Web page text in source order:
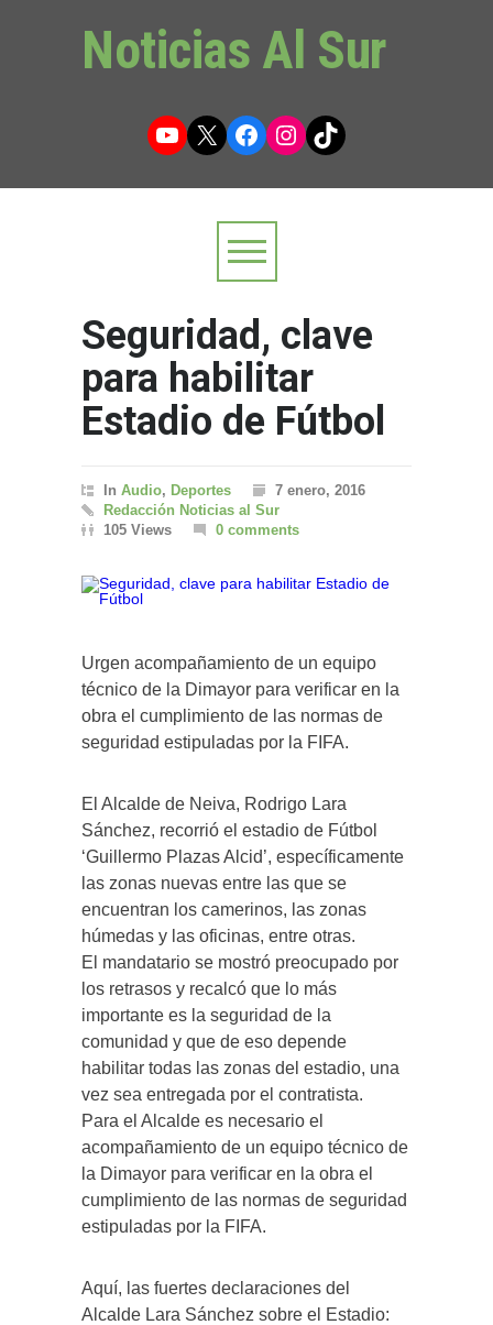
Noticias Al Sur
YouTube
X Facebook
Instagram
TikTok
Seguridad, clave
para habilitar
Estadio de Fútbol
In Audio, Deportes
7 enero, 2016
Redacción Noticias al Sur
105 Views
0 comments
Urgen acompañamiento de un equipo
técnico de la Dimayor para verificar en la
obra el cumplimiento de las normas de
seguridad estipuladas por la FIFA.
El Alcalde de Neiva, Rodrigo Lara
Sánchez, recorrió el estadio de Fútbol
‘Guillermo Plazas Alcid’, específicamente
las zonas nuevas entre las que se
encuentran los camerinos, las zonas
húmedas y las oficinas, entre otras.
El mandatario se mostró preocupado por
los retrasos y recalcó que lo más
importante es la seguridad de la
comunidad y que de eso depende
habilitar todas las zonas del estadio, una
vez sea entregada por el contratista.
Para el Alcalde es necesario el
acompañamiento de un equipo técnico de
la Dimayor para verificar en la obra el
cumplimiento de las normas de seguridad
estipuladas por la FIFA.
Aquí, las fuertes declaraciones del
Alcalde Lara Sánchez sobre el Estadio: